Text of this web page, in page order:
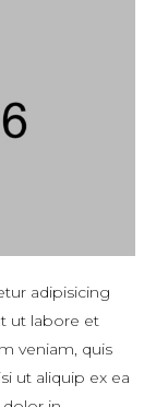
adipisicing
ut labore et
veniam, quis
ut aliquip ex ea